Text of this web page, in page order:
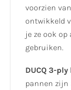
voorzien
ontwikkeld
je ze ook
gebruiken.
DUCQ 3-
pannen zijn